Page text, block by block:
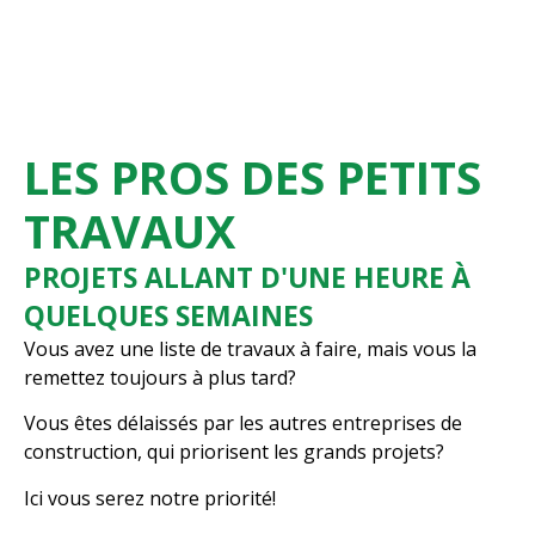
LES PROS DES PETITS
TRAVAUX
PROJETS ALLANT D'UNE HEURE À
QUELQUES SEMAINES
Vous avez une liste de travaux à faire, mais vous la
remettez toujours à plus tard?
Vous êtes délaissés par les autres entreprises de
construction, qui priorisent les grands projets?
Ici vous serez notre priorité!